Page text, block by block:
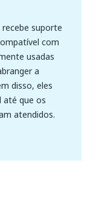
suporte
com
usadas
a
disso, eles
até que os
atendidos.